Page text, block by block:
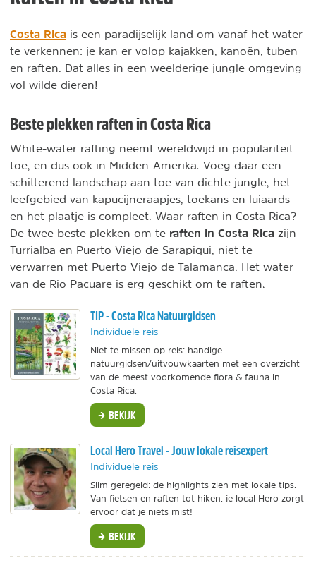
Costa Rica is een paradijselijk land om vanaf het water
te verkennen: je kan er volop kajakken, kanoën, tuben
en raften. Dat alles in een weelderige jungle omgeving
vol wilde dieren!
Beste plekken raften in Costa Rica
White-water rafting neemt wereldwijd in populariteit
toe, en dus ook in Midden-Amerika. Voeg daar een
schitterend landschap aan toe van dichte jungle, het
leefgebied van kapucijneraapjes, toekans en luiaards
en het plaatje is compleet. Waar raften in Costa Rica?
De twee beste plekken om te raften in Costa Rica zijn
Turrialba en Puerto Viejo de Sarapiqui, niet te
verwarren met Puerto Viejo de Talamanca. Het water
van de Rio Pacuare is erg geschikt om te raften.
TIP - Costa Rica Natuurgidsen
Individuele reis
Niet te missen op reis: handige
natuurgidsen/uitvouwkaarten met een overzicht
van de meest voorkomende flora & fauna in
Costa Rica.
BEKIJK
Local Hero Travel - Jouw lokale reisexpert
Individuele reis
Slim geregeld: de highlights zien met lokale tips.
Van fietsen en raften tot hiken, je local Hero zorgt
ervoor dat je niets mist!
BEKIJK